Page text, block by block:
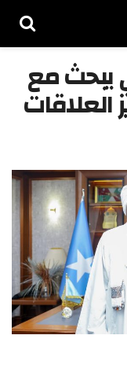
يبحث مع
العلاقات